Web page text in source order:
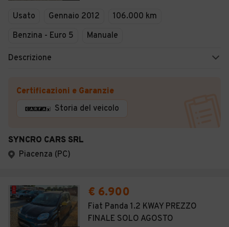
Usato Gennaio 2012
106.000 km
Benzina - Euro 5
Manuale
Descrizione
Certificazioni e Garanzie
Storia del veicolo
SYNCRO CARS SRL
Piacenza (PC)
€ 6.900
Fiat Panda 1.2 KWAY PREZZO
FINALE SOLO AGOSTO